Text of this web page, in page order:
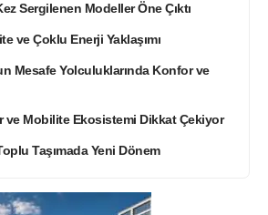
Sergilenen Modeller Öne Çıktı
ve Çoklu Enerji Yaklaşımı
Mesafe Yolculuklarında Konfor ve
ve Mobilite Ekosistemi Dikkat Çekiyor
Taşımada Yeni Dönem